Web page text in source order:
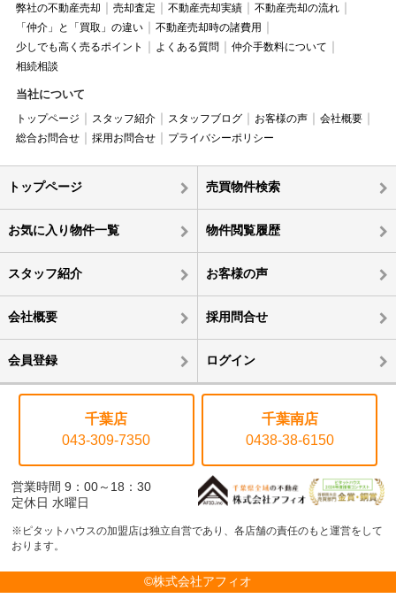
弊社の不動産売却 売却査定 不動産売却実績
不動産売却の流れ
「仲介」と「買取」の違い
不動産売却時の諸費用
少しでも高く売るポイント
よくある質問
仲介手数料について
相続相談
当社について
トップページ スタッフ紹介 スタッフブログ お客様の声
会社概要
総合お問合せ
採用お問合せ プライバシーポリシー
トップページ 売買物件検索
お気に入り物件一覧 物件閲覧履歴
スタッフ紹介 お客様の声
会社概要 採用問合せ
会員登録 ログイン
千葉店
043-309-7350
千葉南店
0438-38-6150
営業時間 9：00～18：30
定休日 水曜日
※ピタットハウスの加盟店は独立自営であり、各店舗の責任のもと運営をして
おります。
©株式会社アフィオ